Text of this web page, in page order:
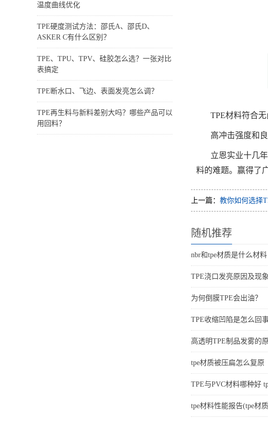
温度曲线优化
TPE硬度测试方法：邵氏A、邵氏D、
ASKER C有什么区别？
TPE、TPU、TPV、硅胶怎么选？一张对比
表搞定
TPE断水口、飞边、表面发亮怎么调？
TPE再生料与新料差别大吗？哪些产品可以
用回料？
TPE材料符合无
高冲击强度和
立恩实业十几
料的难题。赢得了
上一篇： 教你如何选择
随机推荐
nbr和tpe材质是什么材料
TPE浇口发亮原因及现象
为何倒膜TPE会出油？
TPE收缩凹陷是怎么回事
高透明TPE制品发雾的
tpe材质被压扁怎么复原
TPE与PVC材料哪种好
tpe材料性能报告(tpe材